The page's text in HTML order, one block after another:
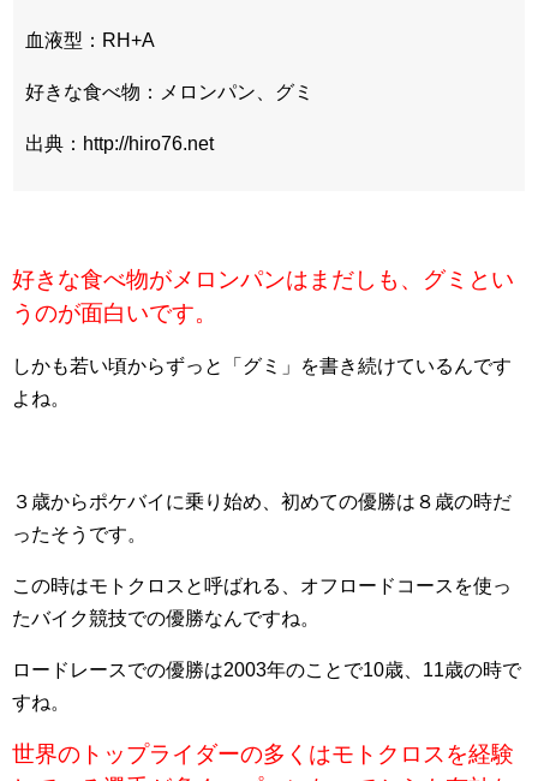
血液型：RH+A
好きな食べ物：メロンパン、グミ
出典：http://hiro76.net
好きな食べ物がメロンパンはまだしも、グミとい
うのが面白いです。
しかも若い頃からずっと「グミ」を書き続けているんです
よね。
３歳からポケバイに乗り始め、初めての優勝は８歳の時だ
ったそうです。
この時はモトクロスと呼ばれる、オフロードコースを使っ
たバイク競技での優勝なんですね。
ロードレースでの優勝は2003年のことで10歳、11歳の時で
すね。
世界のトップライダーの多くはモトクロスを経験